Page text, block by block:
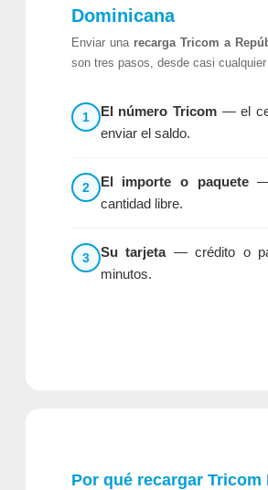
Dominicana
Enviar una recarga Tricom a
son tres pasos, desde casi
1 El número Tricom— el
enviar el saldo.
2 El importe o paquete—
cantidad libre.
3 Su tarjeta— crédito o
minutos.
Por qué recargar